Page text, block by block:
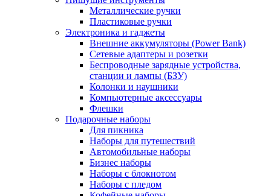
Металлические ручки
Пластиковые ручки
Электроника и гаджеты
Внешние аккумуляторы (Power Bank)
Сетевые адаптеры и розетки
Беспроводные зарядные устройства,
станции и лампы (БЗУ)
Колонки и наушники
Компьютерные аксессуары
Флешки
Подарочные наборы
Для пикника
Наборы для путешествий
Автомобильные наборы
Бизнес наборы
Наборы с блокнотом
Наборы с пледом